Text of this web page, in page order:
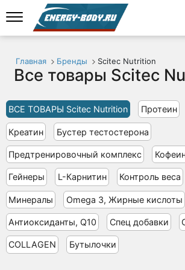
Главная Бренды Scitec Nutrition
Все товары Scitec
ВСЕ ТОВАРЫ Scitec Nutrition Протеин
Креатин Бустер тестостерона
Предтренировочный комплекс
Гейнеры L-Карнитин Контроль веса
Минералы Omega 3, Жирные кислоты
Антиоксиданты, Q10 Спец добавки
COLLAGEN Бутылочки